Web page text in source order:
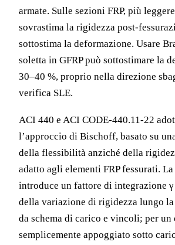
armate. Sulle sezioni FRP, più
sovrastima la rigidezza post-
sottostima la deformazione. Usare
soletta in GFRP può sottostimare la
30–40 %, proprio nella direzione
verifica SLE.
ACI 440 e ACI CODE-440.11-22
l’approccio di Bischoff, basato su
della flessibilità anziché della
adatto agli elementi FRP fessurati.
introduce un fattore di integrazione
della variazione di rigidezza lungo la
da schema di carico e vincoli; per un
semplicemente appoggiato sotto